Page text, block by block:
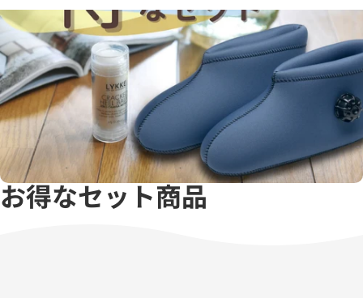
お得なセット商品